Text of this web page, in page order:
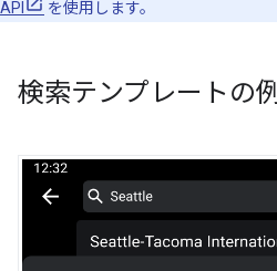
API
を使用します。
検索テンプレートの例